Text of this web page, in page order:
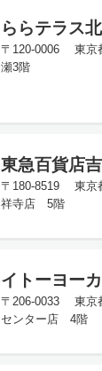
ららテラス
〒120-0006 東京
瀬3階
東急百貨店
〒180-8519 東京
祥寺店 5階
イトーヨー
〒206-0033 東京
センター店 4階